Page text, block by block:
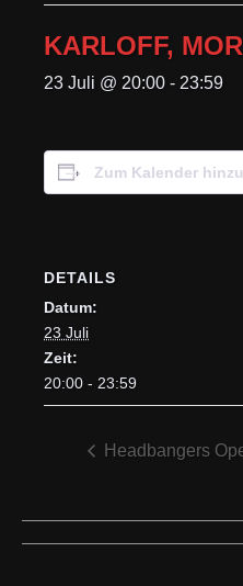
KARLOFF,
23 Juli @ 20:00 - 23:59
Zum Kalender
DETAILS
Datum:
23 Juli
Zeit:
20:00 - 23:59
Headbangers